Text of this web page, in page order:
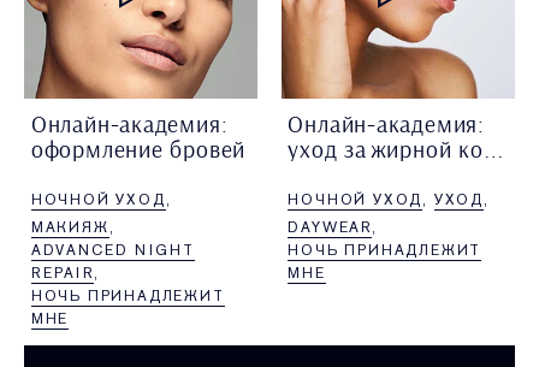
Онлайн-академия:
оформление бровей
Estée Lauder, подробно
рассказывает
про средства, которые
помогут идеально
оформить любые брови.
НОЧНОЙ УХОД
МАКИЯЖ
ADVANCED NIGHT
REPAIR
НОЧЬ ПРИНАДЛЕЖИТ
МНЕ
Онлайн-академия:
уход за жирной кожей
визажист Estée Lauder,
подробно рассказывает
про специальный уход
за жирной кожей.
НОЧНОЙ УХОД
УХОД
DAYWEAR
НОЧЬ ПРИНАДЛЕЖИТ
МНЕ